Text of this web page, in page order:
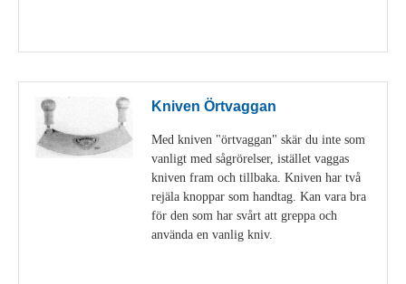
Kniven Örtvaggan
Med kniven "örtvaggan" skär du inte som
vanligt med sågrörelser, istället vaggas
kniven fram och tillbaka. Kniven har två
rejäla knoppar som handtag. Kan vara bra
för den som har svårt att greppa och
använda en vanlig kniv.